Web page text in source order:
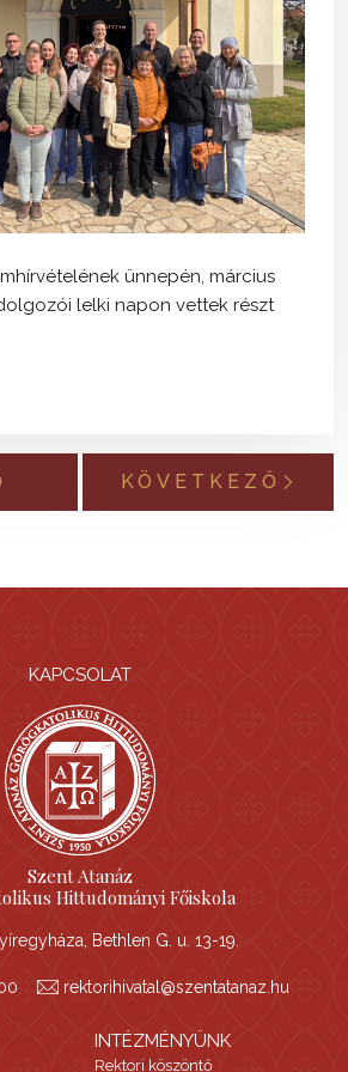
ünnepén, március
lelki napon vettek részt
KÖVETKEZŐ
KAPCSOLAT
Szent Atanáz
Hittudományi Főiskola
Bethlen G. u. 13-19.
rektorihivatal@szentatanaz.hu
INTÉZMÉNYÜNK
Rektori köszöntő